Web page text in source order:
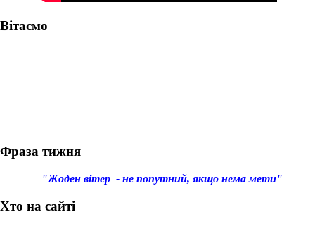
Вітаємо
Фраза тижня
"Жоден вітер - не попутний, якщо нема мети"
Хто на сайті